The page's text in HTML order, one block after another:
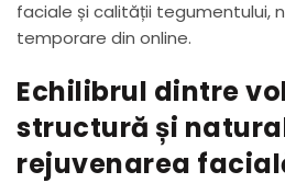
faciale și calității tegumentului,
temporare din online.
Echilibrul dintre
structură și
rejuvenarea